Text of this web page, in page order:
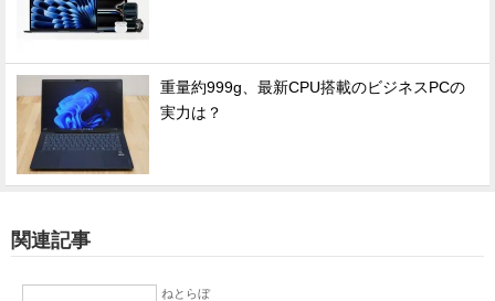
重量約999g、最新CPU搭載のビジネスPCの
実力は？
関連記事
ねとらぼ